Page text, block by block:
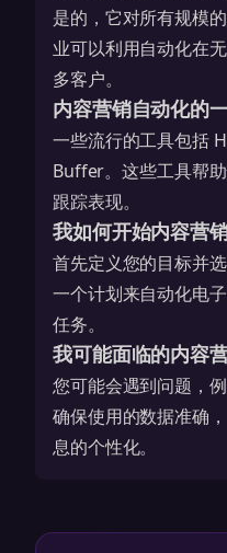
是的，它对所有规模
业可以利用自动化在
多客户。
内容营销自动化的
一些流行的工具包括
Buffer。这些工具帮
跟踪表现。
我如何开始内容营
首先定义您的目标并
一个计划来自动化电
任务。
我可能面临的内容
您可能会遇到问题，
确保使用的数据准确
息的个性化。